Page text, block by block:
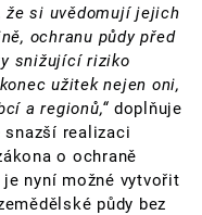
že si uvědomují jejich
ochranu půdy před
snižující riziko
užitek nejen oni,
a regionů,“ doplňuje
realizaci
o ochraně
nyní možné vytvořit
půdy bez